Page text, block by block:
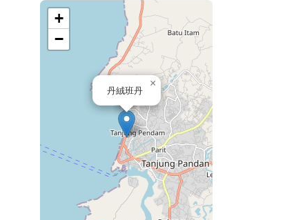
丹絨班丹
×
+
−